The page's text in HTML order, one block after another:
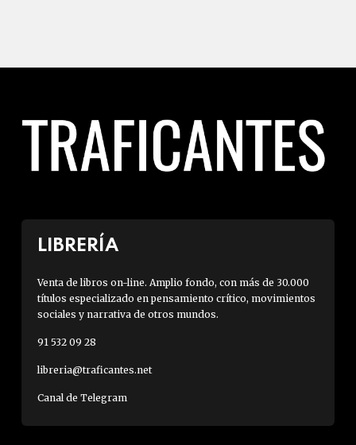
LIBRERÍA
Venta de libros on-line. Amplio fondo, con más de 30.000
títulos especializado en pensamiento crítico, movimientos
sociales y narrativa de otros mundos.
91 532 09 28
libreria@traficantes.net
Canal de Telegram